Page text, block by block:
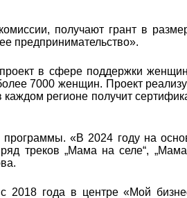
получают грант в
предпринимательство».
в сфере поддержки
7000 женщин. Проект
регионе получит
«В 2024 году на
треков „Мама на селе“,
2018 года в центре «Мой